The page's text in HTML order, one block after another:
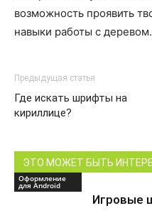
возможность проявить
навыки работы с деревом.
Предыдущая статья
Где искать шрифты на
кириллице?
ЭТО МОЖЕТ БЫТЬ
Оформление
для Android
Игровые